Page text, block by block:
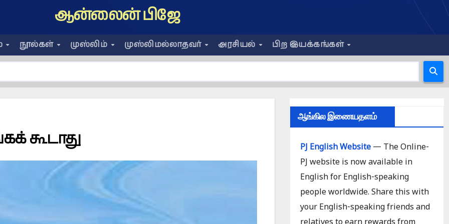
ஆன்லைன் பிஜே
நூல்கள் முஸ்லிம் முஸ்லிமல்லாதவர் அரசியல் பிற இயக்கங்கள்
கூடாது
ஆங்கில இணையதளம்
PJ English Website— The Online-
PJ website is now available in
English for English-speaking
people worldwide. Share this with
your English-speaking friends and